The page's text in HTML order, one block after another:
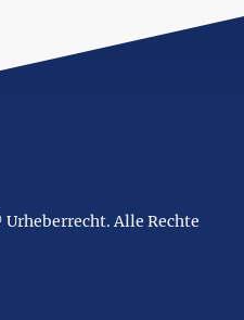
Urheberrecht. Alle Rechte